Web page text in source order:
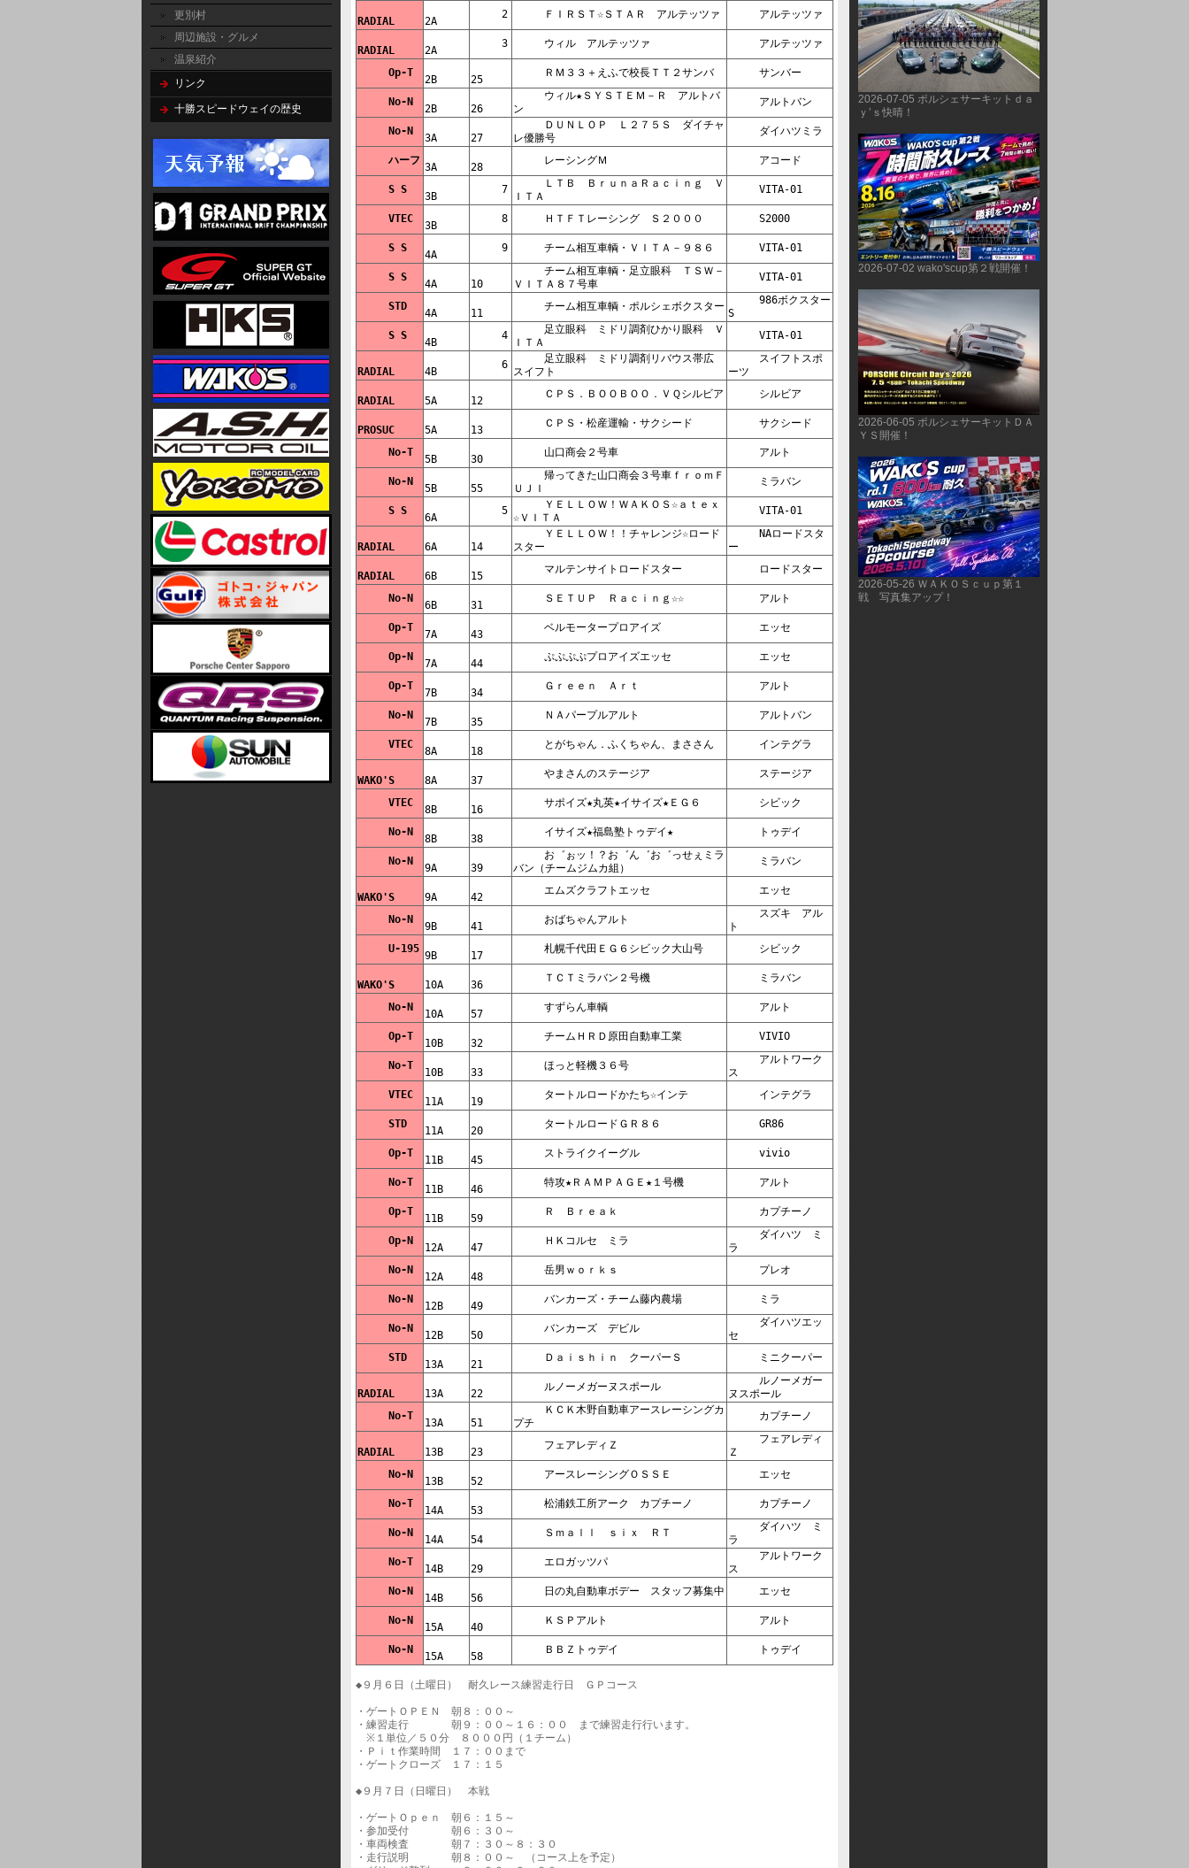
更別村
周辺施設・グルメ
温泉紹介
リンク
十勝スピードウェイの歴史
RADIAL 2A
RADIAL 2A
     ウィル　アルテッツァ
     Op-T
2B 25
     ＲＭ３３＋えふで校長ＴＴ２サンバ
     サンバー
     No-N
2B 26
ン
     No-N
3A 27
レ優勝号
     ハーフ
3A 28
     レーシングＭ
     アコード
     S S
3B
     7
ＩＴＡ
     VITA-01
     VTEC
3B
     S2000
     S S
4A
     VITA-01
     S S
4A 10
ＶＩＴＡ８７号車
     VITA-01
     STD
4A 11
     チーム相互車輌・ポルシェボクスター
S
     S S
4B
     4
ＩＴＡ
     VITA-01
RADIAL 4B
     6
スイフト
ーツ
RADIAL 5A 12
     シルビア
PROSUC 5A 13
     ＣＰＳ・松産運輸・サクシード
     No-T
5B 30
     山口商会２号車
     アルト
     No-N
5B 55
ＵＪＩ
     ミラバン
     S S
6A
     5
☆ＶＩＴＡ
     VITA-01
RADIAL 6A 14
スター
ー
RADIAL 6B 15
     マルテンサイトロードスター
     No-N
6B 31
     ＳＥＴＵＰ　Ｒａｃｉｎｇ☆☆
     アルト
     Op-T
7A 43
     ベルモータープロアイズ
     エッセ
     Op-N
7A 44
     ぷぷぷぷプロアイズエッセ
     エッセ
     Op-T
7B 34
     Ｇｒｅｅｎ　Ａｒｔ
     アルト
     No-N
7B 35
     ＮＡパープルアルト
     VTEC
8A 18
WAKO'S 8A 37
     やまさんのステージア
     VTEC
8B 16
     サポイズ★丸英★イサイズ★ＥＧ６
     シビック
     No-N
8B 38
     イサイズ★福島塾トゥデイ★
     トゥデイ
     No-N
9A 39
バン（チームジムカ組）
     ミラバン
WAKO'S 9A 42
     エムズクラフトエッセ
     エッセ
     No-N
9B 41
     おばちゃんアルト
ト
     U-195
9B 17
     シビック
WAKO'S 10A 36
     ＴＣＴミラバン２号機
     ミラバン
     No-N
10A 57
     すずらん車輌
     アルト
     Op-T
10B 32
     チームＨＲＤ原田自動車工業
     VIVIO
     No-T
10B 33
     ほっと軽機３６号
ス
     VTEC
11A 19
     タートルロードかたち☆インテ
     STD
11A 20
     タートルロードＧＲ８６
     GR86
     Op-T
11B 45
     ストライクイーグル
     vivio
     No-T
11B 46
     特攻★ＲＡＭＰＡＧＥ★１号機
     アルト
     Op-T
11B 59
     Ｒ　Ｂｒｅａｋ
     Op-N
12A 47
     ＨＫコルセ　ミラ
ラ
     No-N
12A 48
     岳男ｗｏｒｋｓ
     プレオ
     No-N
12B 49
     バンカーズ・チーム藤内農場
     ミラ
     No-N
12B 50
     バンカーズ　デビル
セ
     STD
13A 21
     Ｄａｉｓｈｉｎ　クーパーＳ
RADIAL 13A 22
     ルノーメガーヌスポール
ヌスポール
     No-T
13A 51
プチ
RADIAL 13B 23
     フェアレディＺ
Ｚ
     No-N
13B 52
     アースレーシングＯＳＳＥ
     エッセ
     No-T
14A 53
     松浦鉄工所アーク　カプチーノ
     No-N
14A 54
     Ｓｍａｌｌ　ｓｉｘ　ＲＴ
ラ
     No-T
14B 29
     エロガッツパ
ス
     No-N
14B 56
     エッセ
     No-N
15A 40
     ＫＳＰアルト
     アルト
     No-N
15A 58
     ＢＢＺトゥデイ
     トゥデイ
◆９月６日（土曜日）　耐久レース練習走行日　ＧＰコース
・ゲートＯＰＥＮ　朝８：００～
・練習走行　　　　朝９：００～１６：００　まで練習走行行います。
※１単位／５０分　８０００円（１チーム）
・Ｐｉｔ作業時間　１７：００まで
・ゲートクローズ　１７：１５
◆９月７日（日曜日）　本戦
・ゲートＯｐｅｎ　朝６：１５～
・参加受付　　　　朝６：３０～
・車両検査　　　　朝７：３０～８：３０
・走行説明　　　　朝８：００～　（コース上を予定）
2026-07-05 ポルシェサーキットｄａ
ｙ’ｓ快晴！
2026-07-02 wako'scup第２戦開催！
2026-06-05 ポルシェサーキットＤＡ
ＹＳ開催！
2026-05-26 ＷＡＫＯＳｃｕｐ第１
戦 写真集アップ！